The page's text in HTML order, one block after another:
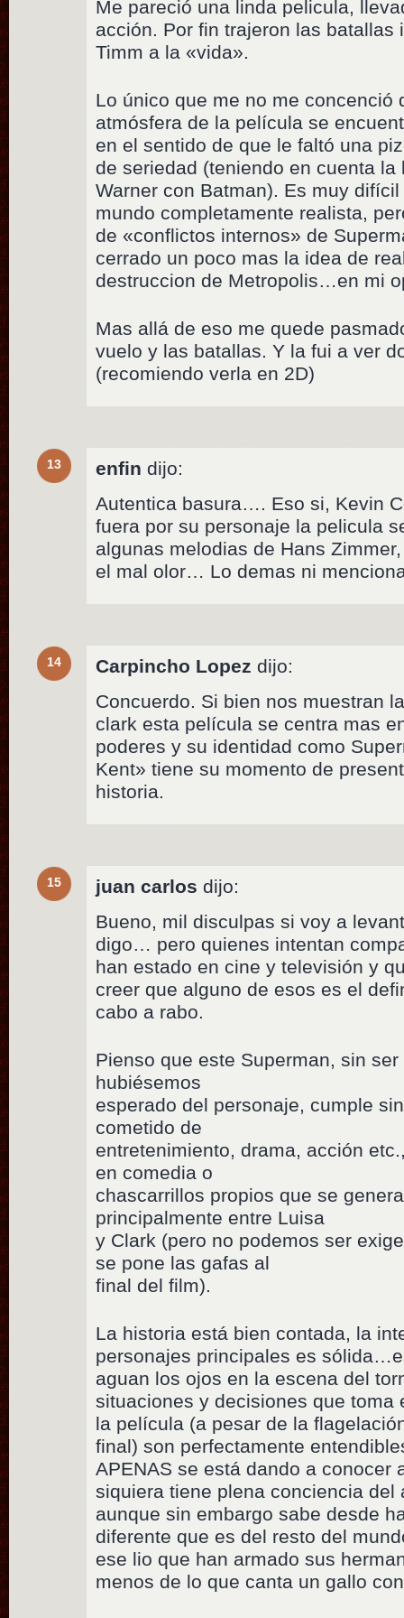
Me pareció una linda pelicula,
acción. Por fin trajeron las batallas
Timm a la «vida».
Lo único que me no me concenció
atmósfera de la película se
en el sentido de que le faltó una
de seriedad (teniendo en cuenta
Warner con Batman). Es muy
mundo completamente realista,
de «conflictos internos» de
cerrado un poco mas la idea de
destruccion de Metropolis…en mi
Mas allá de eso me quede
vuelo y las batallas. Y la fui a ver
(recomiendo verla en 2D)
13 enfin dijo:
Autentica basura…. Eso si, Kevin
fuera por su personaje la pelicula
algunas melodias de Hans
el mal olor… Lo demas ni
14 Carpincho Lopez dijo:
Concuerdo. Si bien nos muestran
clark esta película se centra mas
poderes y su identidad como
Kent» tiene su momento de
historia.
15 juan carlos dijo:
Bueno, mil disculpas si voy a
digo… pero quienes intentan
han estado en cine y televisión y
creer que alguno de esos es el
cabo a rabo.
Pienso que este Superman, sin
hubiésemos
esperado del personaje, cumple
cometido de
entretenimiento, drama, acción
en comedia o
chascarrillos propios que se
principalmente entre Luisa
y Clark (pero no podemos ser
se pone las gafas al
final del film).
La historia está bien contada, la
personajes principales es
aguan los ojos en la escena del
situaciones y decisiones que toma
la película (a pesar de la
final) son perfectamente
APENAS se está dando a
siquiera tiene plena conciencia del
aunque sin embargo sabe desde
diferente que es del resto del
ese lio que han armado sus
menos de lo que canta un gallo